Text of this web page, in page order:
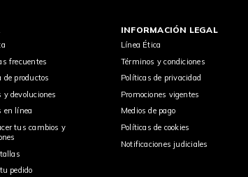
frecuentes
de productos
y devoluciones
en línea
tus cambios y
pedido
INFORMACIÓN LEGAL
Línea Ética
Términos y condiciones
Políticas de privacidad
Promociones vigentes
Medios de pago
Políticas de cookies
Notificaciones judiciales